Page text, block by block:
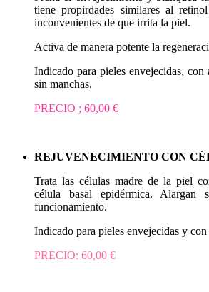
tiene propirdades similares al
inconvenientes de que irrita la piel.
Activa de manera potente la
Indicado para pieles envejecidas,
sin manchas.
PRECIO ; 60,00 €
REJUVENECIMIENTO CON
Trata las células madre de la piel
célula basal epidérmica.
funcionamiento.
Indicado para pieles envejecidas y con
PRECIO: 60,00 €